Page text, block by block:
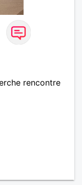
rencontre